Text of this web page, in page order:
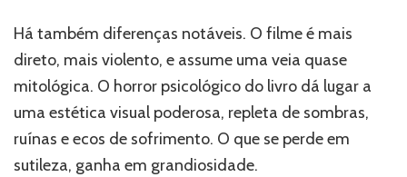
Há também diferenças notáveis. O filme é mais
direto, mais violento, e assume uma veia quase
mitológica. O horror psicológico do livro dá lugar a
uma estética visual poderosa, repleta de sombras,
ruínas e ecos de sofrimento. O que se perde em
sutileza, ganha em grandiosidade.